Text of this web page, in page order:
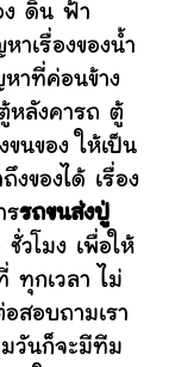
ง ดิน ฟ้า
าเรื่องของน้ำ
หาที่ค่อนข้าง
หลังคารถ ตู้
นของ ให้เป็น
งของได้ เรื่อง
รรถขนส่งปู่
ชั่วโมง เพื่อให้
ทุกเวลา ไม่
สอบถามเรา
วันก็จะมีทีม